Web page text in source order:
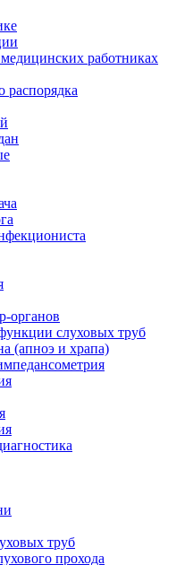
работниках
распорядка
органов
слуховых труб
(апноэ и храпа)
труб
прохода